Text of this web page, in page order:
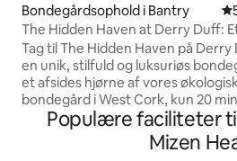
Bondegårdsophold i Bantry 5
The Hidden Haven at Derry Duff:
romantisk tilflugtssted
Tag til The Hidden Haven på Derry
en unik, stilfuld og luksuriøs
et afsides hjørne af vores
bondegård i West Cork, kun 20
fra Bantry og Glengarriff. Vi har
denne boutique, øko-retreat til at
gæster velkommen til at nyde
Populære faciliteter
Mizen